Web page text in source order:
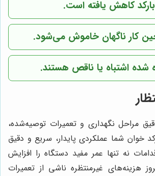
کاهش یافته است.
کار ناگهان خاموش می‌شود.
شده اشتباه یا ناقص هستند.
مراحل نگهداری و تعمیرات توصیه‌شده،
خوان شما عملکردی پایدار، سریع و دقیق
نه تنها عمر مفید دستگاه را افزایش
هزینه‌های غیرمنتظره ناشی از تعمیرات